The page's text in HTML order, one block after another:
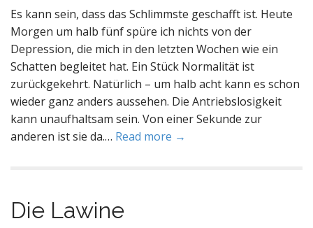
Es kann sein, dass das Schlimmste geschafft ist. Heute
Morgen um halb fünf spüre ich nichts von der
Depression, die mich in den letzten Wochen wie ein
Schatten begleitet hat. Ein Stück Normalität ist
zurückgekehrt. Natürlich – um halb acht kann es schon
wieder ganz anders aussehen. Die Antriebslosigkeit
kann unaufhaltsam sein. Von einer Sekunde zur
anderen ist sie da.… Read more →
Die Lawine